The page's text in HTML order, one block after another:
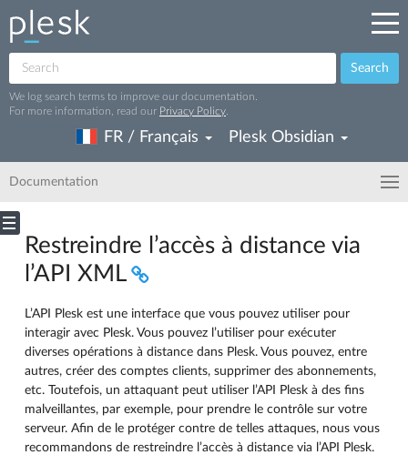
Search
We log search terms to improve our documentation.
For more information, read our Privacy Policy
FR / Français Plesk Obsidian
Documentation
Restreindre l’accès à distance via
l’API XML
L’API Plesk est une interface que vous pouvez utiliser pour
interagir avec Plesk. Vous pouvez l’utiliser pour exécuter
diverses opérations à distance dans Plesk. Vous pouvez, entre
autres, créer des comptes clients, supprimer des abonnements,
etc. Toutefois, un attaquant peut utiliser l’API Plesk à des fins
malveillantes, par exemple, pour prendre le contrôle sur votre
serveur. Afin de le protéger contre de telles attaques, nous vous
recommandons de restreindre l’accès à distance via l’API Plesk.